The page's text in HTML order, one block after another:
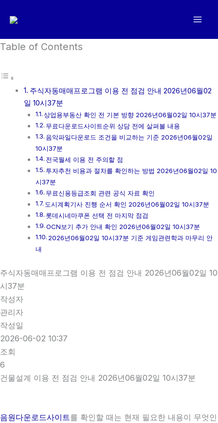
로
너
Table of Contents
주식자동매매프로그램 이용 전 점검 안내 2026년06월02
일 10시37분
상업용부동산 확인 전 기본 방향 2026년06월02일 10시37분
무료다운로드사이트순위 상담 전에 살펴볼 내용
음악파일다운로드 조건을 비교하는 기준 2026년06월02일
10시37분
전국월세 이용 전 주의할 점
투자추천 비용과 절차를 확인하는 방법 2026년06월02일 10
시37분
무료신용등급조회 관련 공식 자료 확인
도시계획기사 진행 순서 확인 2026년06월02일 10시37분
롯데시네마쿠폰 선택 전 마지막 점검
OCN보기 추가 안내 확인 2026년06월02일 10시37분
2026년06월02일 10시37분 기준 게임관련학과 마무리 안
내
주식자동매매프로그램 이용 전 점검 안내 2026년06월02일 10
시37분
작성자
관리자
작성일
2026-06-02 10:37
조회
6
건물설계 이용 전 점검 안내 2026년06월02일 10시37분
음원다운로드사이트를 확인할 때는 현재 필요한 내용이 무엇인